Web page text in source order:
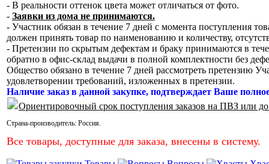
- В реальности оттенок цвета может отличаться от фото.
- Заявки из дома не принимаются.
- Участник обязан в течение 7 дней с момента поступления
должен принять товар по наименованию и количеству,
- Претензии по скрытым дефектам и браку принимаются в
обратно в офис-склад выдачи в полной комплектности без
Общество обязано в течение 7 дней рассмотреть претензию
удовлетворении требований, изложенных в претензии.
Наличие заказ в данной закупке, подтверждает Ваше
Ориентировочный срок поступления заказов на ПВЗ или
Страна-производитель: Россия.
Все товары, доступные для заказа, внесены в систему.